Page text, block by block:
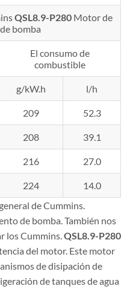
QSL8.9-P280 Motor de
bomba
El consumo de
combustible
g/kW.h l/h
209 52.3
208 39.1
216 27.0
224
14.0
de Cummins.
de bomba. También nos
los Cummins. QSL8.9-P280
del motor. Este motor
de disipación de
de tanques de agua